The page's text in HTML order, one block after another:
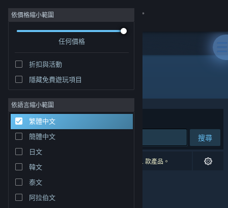
登入
社群
關於
客服
變更語言
取得 Steam 行動應用程式
檢視電腦版網頁
依價格縮小範圍
任何價格
折扣與活動
隱藏免費遊玩項目
依語言縮小範圍
繁體中文
簡體中文
日文
韓文
泰文
阿拉伯文
開發人員: Monstronauts Inc.
排序依據 相關性
搜尋
0 項相符的搜尋結果。 已根據您的偏好設定排除 1 款產品。